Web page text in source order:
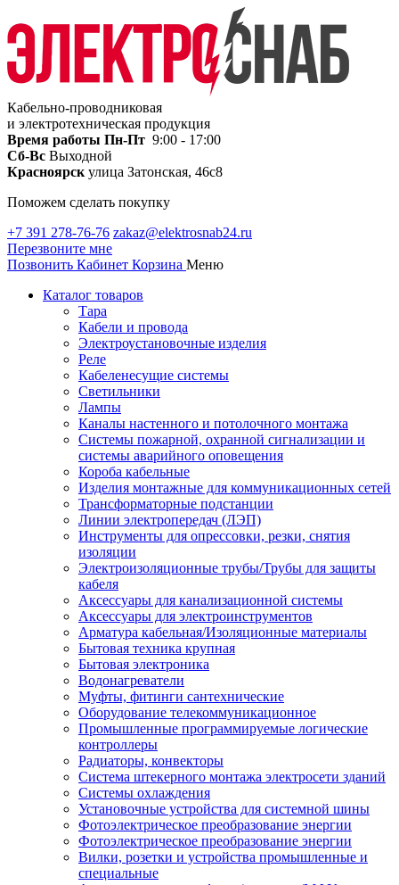
Кабельно-проводниковая
и электротехническая продукция
Время работы Пн-Пт 9:00 - 17:00
Сб-Вс Выходной
Красноярск улица Затонская, 46с8
Поможем сделать покупку
+7 391 278-76-76 zakaz@elektrosnab24.ru
Перезвоните мне
Позвонить Кабинет Корзина Меню
Каталог товаров
Тара
Кабели и провода
Электроустановочные изделия
Реле
Кабеленесущие системы
Светильники
Лампы
Каналы настенного и потолочного монтажа
Системы пожарной, охранной сигнализации и
системы аварийного оповещения
Короба кабельные
Изделия монтажные для коммуникационных сетей
Трансформаторные подстанции
Линии электропередач (ЛЭП)
Инструменты для опрессовки, резки, снятия
изоляции
Электроизоляционные трубы/Трубы для защиты
кабеля
Аксессуары для канализационной системы
Аксессуары для электроинструментов
Арматура кабельная/Изоляционные материалы
Бытовая техника крупная
Бытовая электроника
Водонагреватели
Муфты, фитинги сантехнические
Оборудование телекоммуникационное
Промышленные программируемые логические
контроллеры
Радиаторы, конвекторы
Система штекерного монтажа электросети зданий
Системы охлаждения
Установочные устройства для системной шины
Фотоэлектрическое преобразование энергии
Фотоэлектрическое преобразование энергии
Вилки, розетки и устройства промышленные и
специальные